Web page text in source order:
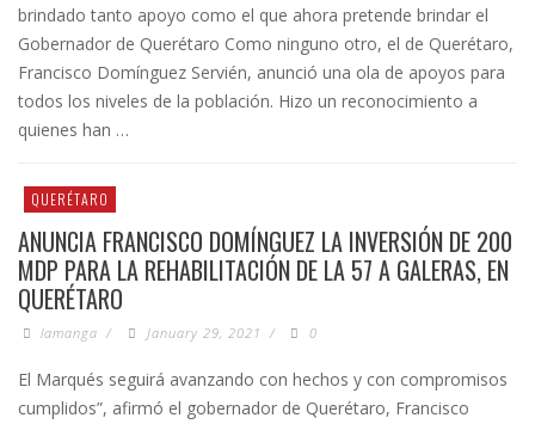
brindado tanto apoyo como el que ahora pretende brindar el
Gobernador de Querétaro Como ninguno otro, el de Querétaro,
Francisco Domínguez Servién, anunció una ola de apoyos para
todos los niveles de la población. Hizo un reconocimiento a
quienes han …
QUERÉTARO
ANUNCIA FRANCISCO DOMÍNGUEZ LA INVERSIÓN DE 200
MDP PARA LA REHABILITACIÓN DE LA 57 A GALERAS, EN
QUERÉTARO
lamanga / January 29, 2021 / 0
El Marqués seguirá avanzando con hechos y con compromisos
cumplidos”, afirmó el gobernador de Querétaro, Francisco